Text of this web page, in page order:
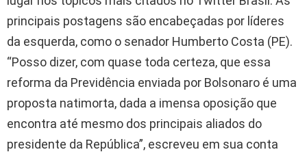
principais postagens são encabeçadas por líderes
da esquerda, como o senador Humberto Costa (PE).
“Posso dizer, com quase toda certeza, que essa
reforma da Previdência enviada por Bolsonaro é uma
proposta natimorta, dada a imensa oposição que
encontra até mesmo dos principais aliados do
presidente da República”, escreveu em sua conta